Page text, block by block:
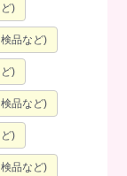
)
品など)
)
品など)
)
品など)